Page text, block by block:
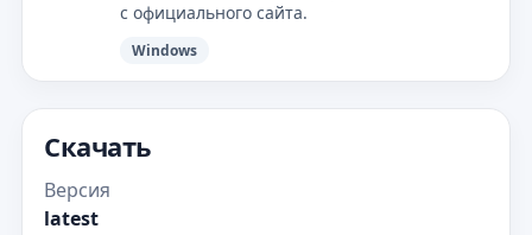
с официального сайта.
Windows
Скачать
Версия
latest